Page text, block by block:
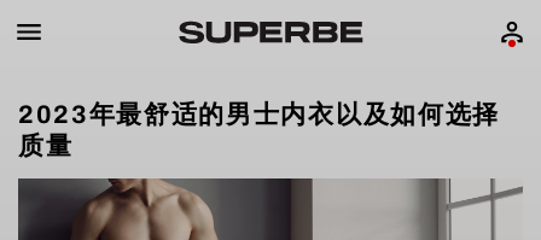
2023年最舒适的男士内衣以及如何选择
质量